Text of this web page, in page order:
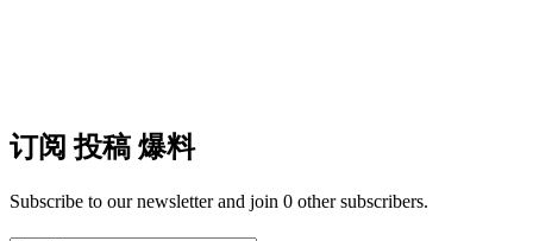
订阅 投稿 爆料
Subscribe to our newsletter and join 0 other subscribers.